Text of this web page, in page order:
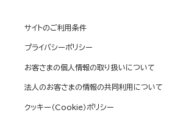
サイトのご利用条件
プライバシーポリシー
お客さまの個人情報の取り扱いについて
法人のお客さまの情報の共同利用について
クッキー（Cookie）ポリシー